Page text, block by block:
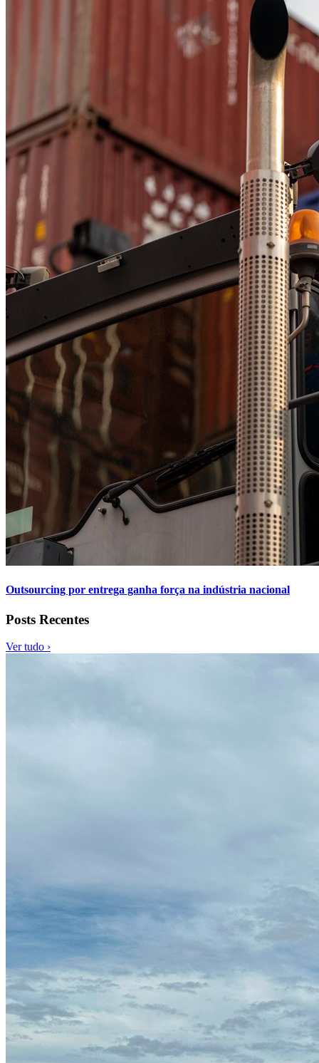
Outsourcing por entrega ganha força na indústria nacional
Posts Recentes
Ver tudo ›